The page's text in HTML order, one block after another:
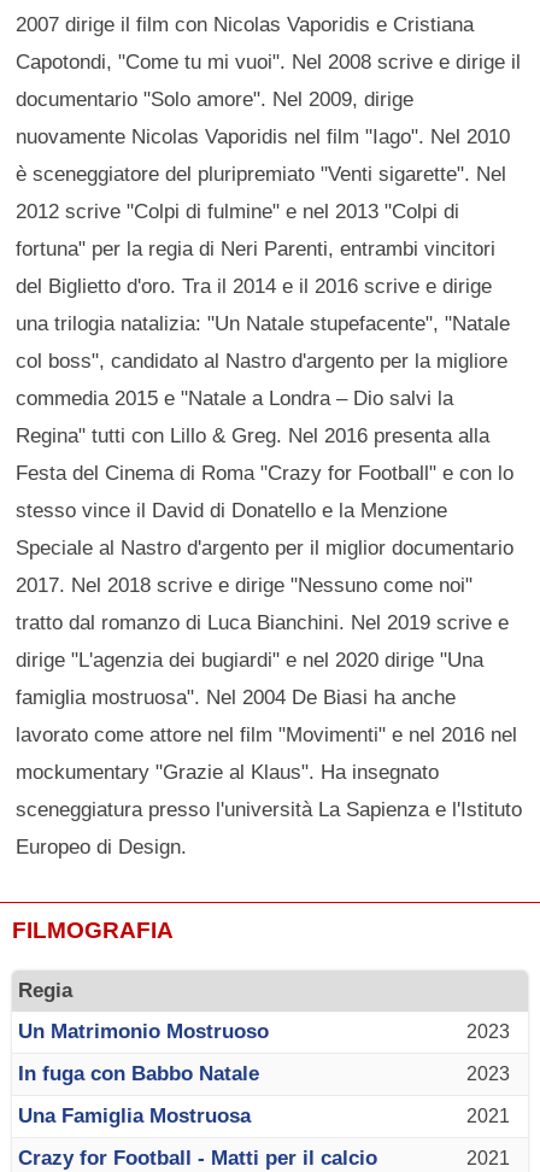
2007 dirige il film con Nicolas Vaporidis e Cristiana
Capotondi, "Come tu mi vuoi". Nel 2008 scrive e dirige il
documentario "Solo amore". Nel 2009, dirige
nuovamente Nicolas Vaporidis nel film "Iago". Nel 2010
è sceneggiatore del pluripremiato "Venti sigarette". Nel
2012 scrive "Colpi di fulmine" e nel 2013 "Colpi di
fortuna" per la regia di Neri Parenti, entrambi vincitori
del Biglietto d'oro. Tra il 2014 e il 2016 scrive e dirige
una trilogia natalizia: "Un Natale stupefacente", "Natale
col boss", candidato al Nastro d'argento per la migliore
commedia 2015 e "Natale a Londra – Dio salvi la
Regina" tutti con Lillo & Greg. Nel 2016 presenta alla
Festa del Cinema di Roma "Crazy for Football" e con lo
stesso vince il David di Donatello e la Menzione
Speciale al Nastro d'argento per il miglior documentario
2017. Nel 2018 scrive e dirige "Nessuno come noi"
tratto dal romanzo di Luca Bianchini. Nel 2019 scrive e
dirige "L'agenzia dei bugiardi" e nel 2020 dirige "Una
famiglia mostruosa". Nel 2004 De Biasi ha anche
lavorato come attore nel film "Movimenti" e nel 2016 nel
mockumentary "Grazie al Klaus". Ha insegnato
sceneggiatura presso l'università La Sapienza e l'Istituto
Europeo di Design.
FILMOGRAFIA
Regia
2023
Un Matrimonio Mostruoso
2023
In fuga con Babbo Natale
2021
Una Famiglia Mostruosa
2021
Crazy for Football - Matti per il calcio